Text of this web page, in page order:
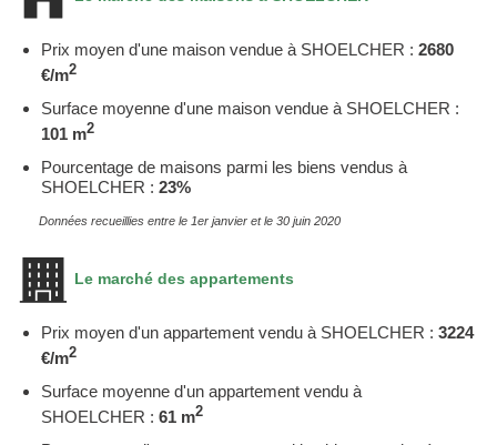
Prix moyen d'une maison vendue à SHOELCHER : 2680
€/m2
Surface moyenne d'une maison vendue à SHOELCHER :
101 m2
Pourcentage de maisons parmi les biens vendus à
SHOELCHER : 23%
Données recueillies entre le 1er janvier et le 30 juin 2020
Le marché des appartements
Prix moyen d'un appartement vendu à SHOELCHER : 3224
€/m2
Surface moyenne d'un appartement vendu à
SHOELCHER : 61 m2